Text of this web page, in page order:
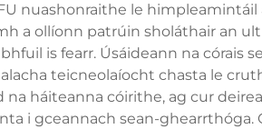
nuashonraithe le himpleamintáil
a ollíonn patrúin sholáthair an
is fearr. Úsáideann na córais
teicneolaíocht chasta le
háiteanna cóirithe, ag cur
i gceannach sean-ghearrthóga.